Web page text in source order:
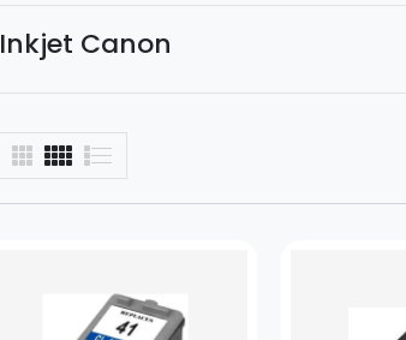
Inkjet Canon